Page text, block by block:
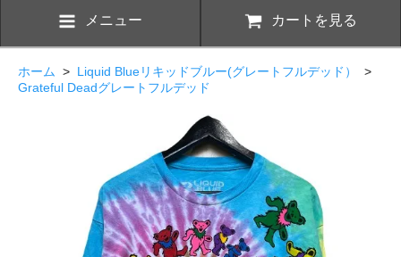
メニュー カートを見る
ホーム > Liquid Blueリキッドブルー(グレートフルデッド）
>
Grateful Deadグレートフルデッド